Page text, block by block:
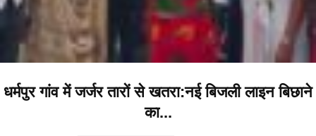
धर्मपुर गांव में जर्जर तारों से खतरा:नई बिजली लाइन बिछाने
का...